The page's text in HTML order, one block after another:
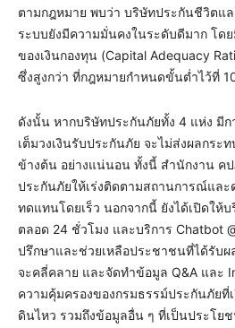
ตามกฎหมาย พบว่า บริษัทประกันชีวิตแ
ระบบยังมีความมั่นคงในระดับดีมาก โด
ของเงินกองทุน (Capital Adequacy
ซึ่งสูงกว่า ที่กฎหมายกำหนดขั้นต่ำไว้ที่
ดังนั้น หากบริษัทประกันภัยทั้ง 4 แห่ง มี
เต็มวงเงินรับประกันภัย จะไม่ส่งผลกร
ข้างต้น อย่างแน่นอน ทั้งนี้ สำนักงาน ค
ประกันภัยให้เร่งติดตามสถานการณ์แล
ทดแทนโดยเร็ว นอกจากนี้ ยังได้เปิดให้
ตลอด 24 ชั่วโมง และบริการ Chatbot
ปรึกษาและช่วยเหลือประชาชนที่ได้รับ
จะคลี่คลาย และจัดทำข้อมูล Q&A และ
ความคุ้มครองของกรมธรรม์ประกันภัยที่
ดินไหว รวมถึงข้อมูลอื่น ๆ ที่เป็นประโย